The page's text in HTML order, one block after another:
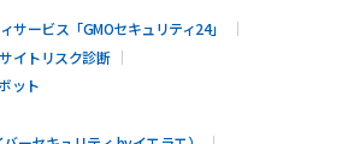
サービス「GMOセキュリティ24」
イトリスク診断
ット